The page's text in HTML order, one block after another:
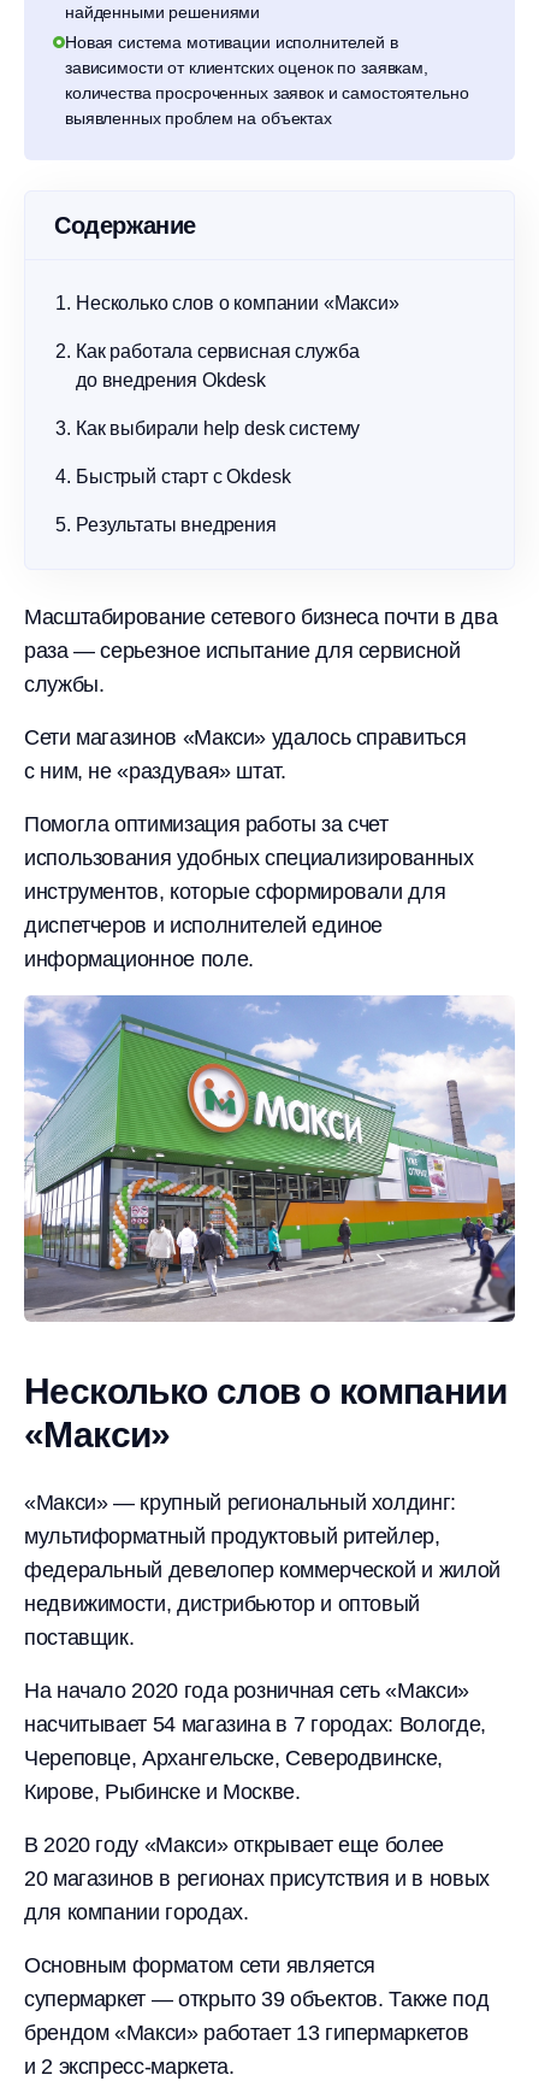
найденными решениями
Новая система мотивации исполнителей в
зависимости от клиентских оценок по заявкам,
количества просроченных заявок и самостоятельно
выявленных проблем на объектах
Содержание
Несколько слов о компании «Макси»
Как работала сервисная служба
до внедрения Okdesk
Как выбирали help desk систему
Быстрый старт с Okdesk
Результаты внедрения
Масштабирование сетевого бизнеса почти в два
раза — серьезное испытание для сервисной
службы.
Сети магазинов «Макси» удалось справиться
с ним, не «раздувая» штат.
Помогла оптимизация работы за счет
использования удобных специализированных
инструментов, которые сформировали для
диспетчеров и исполнителей единое
информационное поле.
Несколько слов о компании
«Макси»
«Макси» — крупный региональный холдинг:
мультиформатный продуктовый ритейлер,
федеральный девелопер коммерческой и жилой
недвижимости, дистрибьютор и оптовый
поставщик.
На начало 2020 года розничная сеть «Макси»
насчитывает 54 магазина в 7 городах: Вологде,
Череповце, Архангельске, Северодвинске,
Кирове, Рыбинске и Москве.
В 2020 году «Макси» открывает еще более
20 магазинов в регионах присутствия и в новых
для компании городах.
Основным форматом сети является
супермаркет — открыто 39 объектов. Также под
брендом «Макси» работает 13 гипермаркетов
и 2 экспресс-маркета.